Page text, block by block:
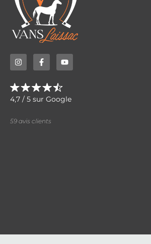
4,7 / 5 sur Google
59 avis clients